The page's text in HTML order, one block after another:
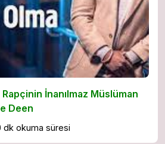
İnanılmaz Müslüman
Deen
dk okuma süresi